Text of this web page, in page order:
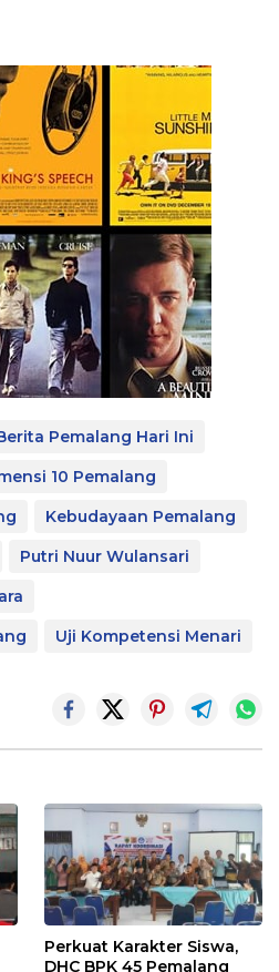
Pemalang Hari Ini
10 Pemalang
Kebudayaan Pemalang
Putri Nuur Wulansari
Uji Kompetensi Menari
Perkuat Karakter Siswa,
DHC BPK 45 Pemalang